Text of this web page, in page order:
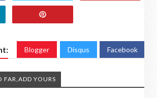
Blogger Disqus Facebook
FAR,ADD YOURS